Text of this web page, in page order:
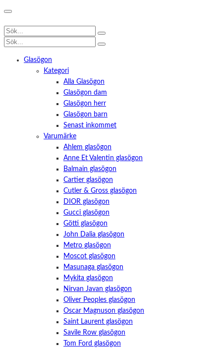
Glasögon
Kategori
Alla Glasögon
Glasögon dam
Glasögon herr
Glasögon barn
Senast inkommet
Varumärke
Ahlem glasögon
Anne Et Valentin glasögon
Balmain glasögon
Cartier glasögon
Cutler & Gross glasögon
DIOR glasögon
Gucci glasögon
Götti glasögon
John Dalia glasögon
Metro glasögon
Moscot glasögon
Masunaga glasögon
Mykita glasögon
Nirvan Javan glasögon
Oliver Peoples glasögon
Oscar Magnuson glasögon
Saint Laurent glasögon
Savile Row glasögon
Tom Ford glasögon